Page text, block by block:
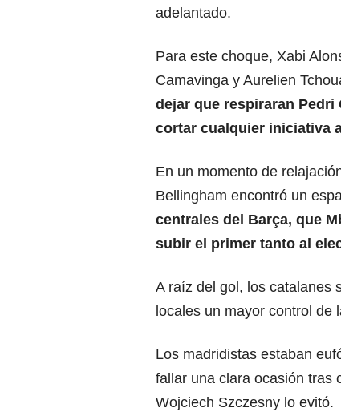
adelantado.
Para este choque, Xabi
Camavinga y Aurelien
dejar que respiraran Pedri
cortar cualquier iniciativa
En un momento de
Bellingham encontró un
centrales del Barça, que
subir el primer tanto al
A raíz del gol, los catalanes
locales un mayor control de
Los madridistas estaban
fallar una clara ocasión tras
Wojciech Szczesny lo evitó.